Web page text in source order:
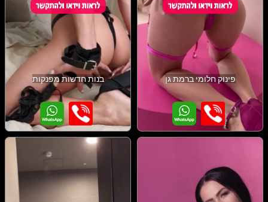
פינוק חלומי ברמת גן בנות חדשות מפנקות